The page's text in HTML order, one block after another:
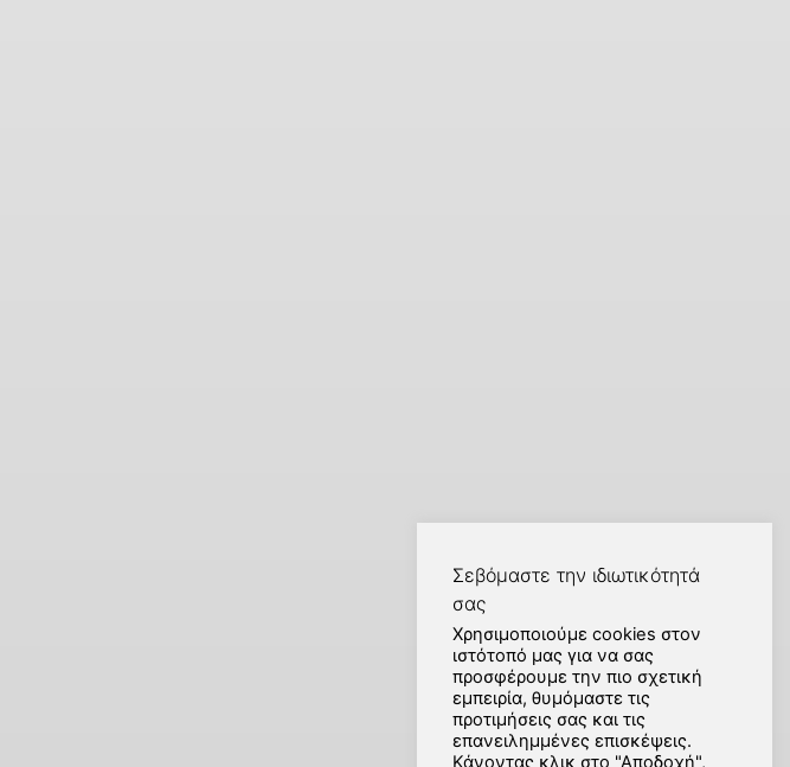
Σεβόμαστε την ιδιωτικότητά
σας
Χρησιμοποιούμε cookies στον
ιστότοπό μας για να σας
προσφέρουμε την πιο σχετική
εμπειρία, θυμόμαστε τις
προτιμήσεις σας και τις
επανειλημμένες επισκέψεις.
Κάνοντας κλικ στο "Αποδοχή",